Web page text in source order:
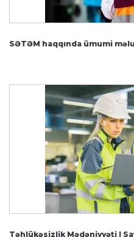
SƏTƏM haqqında ümumi
Təhlükəsizlik Mədəniyyəti |